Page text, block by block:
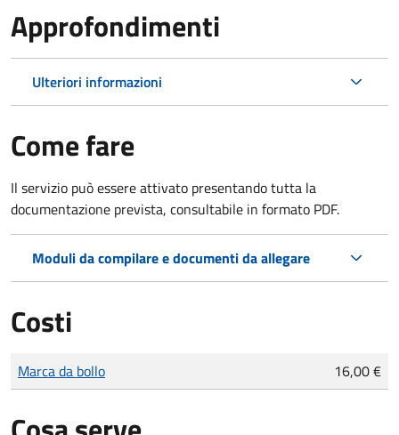
Approfondimenti
Ulteriori informazioni
Come fare
Il servizio può essere attivato presentando tutta la
documentazione prevista, consultabile in formato PDF.
Moduli da compilare e documenti da allegare
Costi
Tipo di pagamento
Importo
Marca da bollo 16,00 €